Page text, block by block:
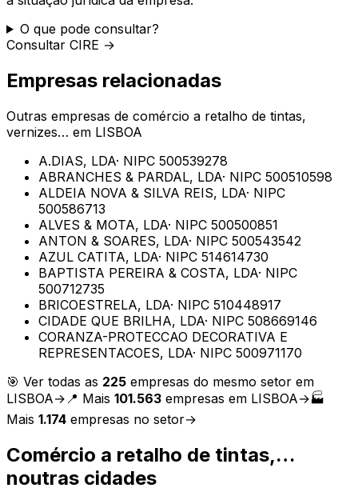
O que pode consultar?
Consultar CIRE →
Empresas relacionadas
Outras empresas de comércio a retalho de tintas,
vernizes… em LISBOA
A.DIAS, LDA· NIPC 500539278
ABRANCHES & PARDAL, LDA· NIPC 500510598
ALDEIA NOVA & SILVA REIS, LDA· NIPC
500586713
ALVES & MOTA, LDA· NIPC 500500851
ANTON & SOARES, LDA· NIPC 500543542
AZUL CATITA, LDA· NIPC 514614730
BAPTISTA PEREIRA & COSTA, LDA· NIPC
500712735
BRICOESTRELA, LDA· NIPC 510448917
CIDADE QUE BRILHA, LDA· NIPC 508669146
CORANZA-PROTECCAO DECORATIVA E
REPRESENTACOES, LDA· NIPC 500971170
🎯 Ver todas as 225 empresas do mesmo setor em
LISBOA→ 📍 Mais 101.563 empresas em LISBOA→🏭
Mais 1.174 empresas no setor→
Comércio a retalho de tintas,…
noutras cidades